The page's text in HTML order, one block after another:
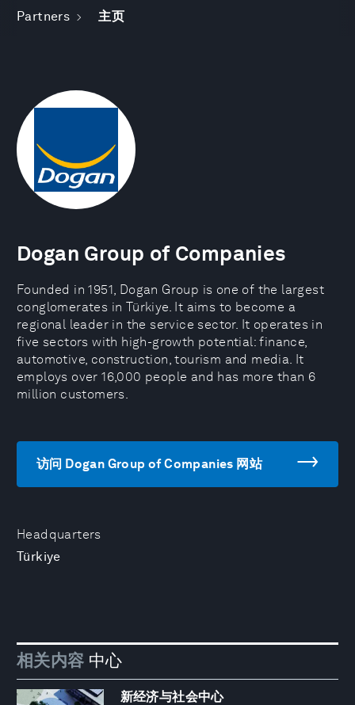
Partners 主页
Headquarters
Türkiye
Dogan Group of Companies
Founded in 1951, Dogan Group is one of the largest
conglomerates in Türkiye. It aims to become a
regional leader in the service sector. It operates in
five sectors with high-growth potential: finance,
automotive, construction, tourism and media. It
employs over 16,000 people and has more than 6
million customers.
访问 Dogan Group of Companies 网站
相关内容 中心
新经济与社会中心